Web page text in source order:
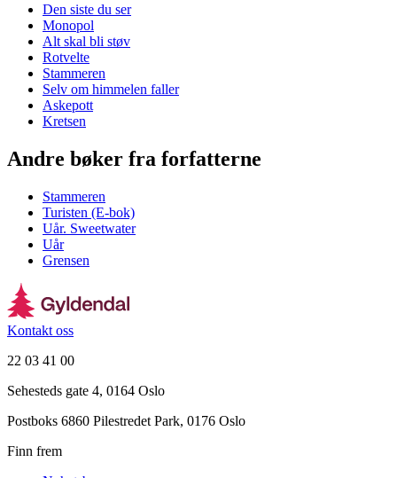
Den siste du ser
Monopol
Alt skal bli støv
Rotvelte
Stammeren
Selv om himmelen faller
Askepott
Kretsen
Andre bøker fra forfatterne
Stammeren
Turisten (E-bok)
Uår. Sweetwater
Uår
Grensen
Kontakt oss
22 03 41 00
Sehesteds gate 4, 0164 Oslo
Postboks 6860 Pilestredet Park, 0176 Oslo
Finn frem